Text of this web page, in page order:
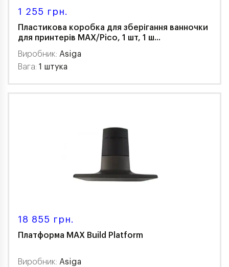
1 255 грн.
Пластикова коробка для зберігання ванночки
для принтерів MAX/Pico, 1 шт, 1 ш...
Виробник: Asiga
Вага: 1 штукa
18 855 грн.
Платформа MAX Build Platform
Виробник: Asiga